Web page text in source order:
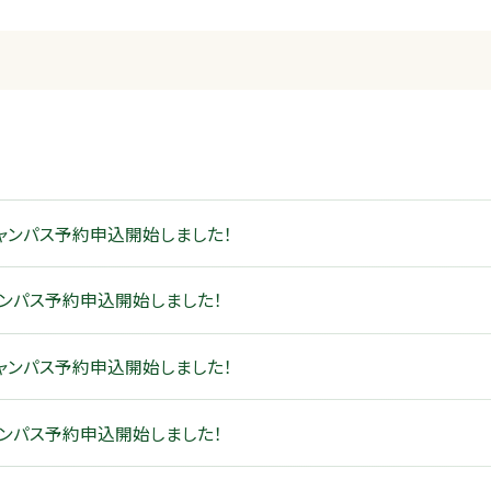
ンパス予約申込開始しました！
パス予約申込開始しました！
ンパス予約申込開始しました！
パス予約申込開始しました！